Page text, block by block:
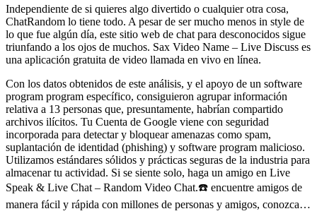
Independiente de si quieres algo divertido o cualquier otra cosa,
ChatRandom lo tiene todo. A pesar de ser mucho menos in style de
lo que fue algún día, este sitio web de chat para desconocidos sigue
triunfando a los ojos de muchos. Sax Video Name – Live Discuss es
una aplicación gratuita de video llamada en vivo en línea.
Con los datos obtenidos de este análisis, y el apoyo de un software
program program específico, consiguieron agrupar información
relativa a 13 personas que, presuntamente, habrían compartido
archivos ilícitos. Tu Cuenta de Google viene con seguridad
incorporada para detectar y bloquear amenazas como spam,
suplantación de identidad (phishing) y software program malicioso.
Utilizamos estándares sólidos y prácticas seguras de la industria para
almacenar tu actividad. Si se siente solo, haga un amigo en Live
Speak & Live Chat – Random Video Chat.☎️ encuentre amigos de
manera fácil y rápida con millones de personas y amigos, conozca…